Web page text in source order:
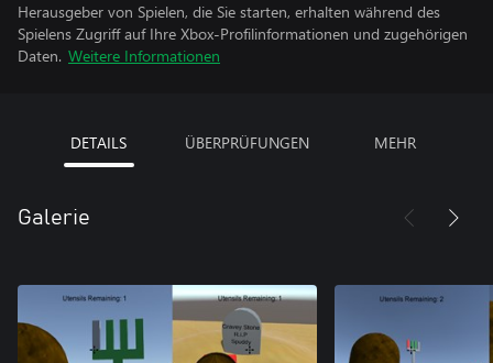
Herausgeber von Spielen, die Sie starten, erhalten während des
Spielens Zugriff auf Ihre Xbox-Profilinformationen und zugehörigen
Daten. Weitere Informationen
DETAILS ÜBERPRÜFUNGEN MEHR
Galerie